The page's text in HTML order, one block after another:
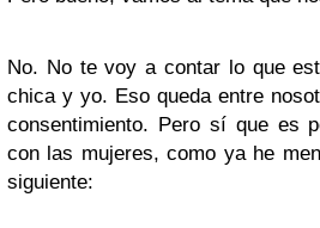
No. No te voy a contar lo que
chica y yo. Eso queda entre
consentimiento. Pero sí que es
con las mujeres, como ya he
siguiente: